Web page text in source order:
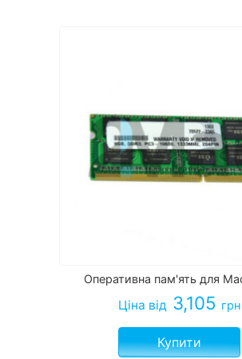
Оперативна пам'ять для
Ціна від 3,105 грн
Купити